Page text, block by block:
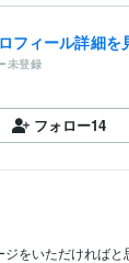
フィール詳細を
未登録
フォロー14
をいただければと